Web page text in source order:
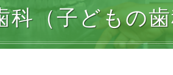
科（子どもの歯